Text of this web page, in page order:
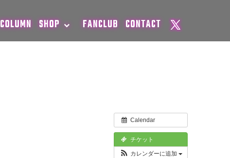
COLUMN SHOP FANCLUB CONTACT
Calendar
チケット
カレンダーに追加